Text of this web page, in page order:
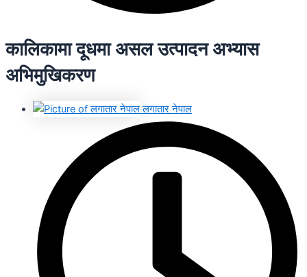
कालिकामा दूधमा असल उत्पादन अभ्यास
अभिमुखिकरण
लगातार नेपाल